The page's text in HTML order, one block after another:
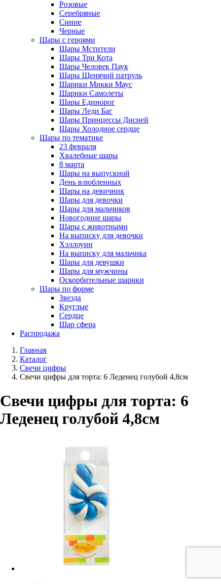
Розовые
Серебряные
Синие
Черные
Шары с героями
Шары Мстители
Шары Три Кота
Шары Человек Паук
Шары Щенячий патруль
Шарики Микки Маус
Шарики Самолеты
Шары Единорог
Шары Леди Баг
Шары Принцессы Дисней
Шары Холодное сердце
Шары по тематике
23 февраля
Хвалебные шары
8 марта
Шары на выпускной
День влюбленных
Шары на девичник
Шары для девочки
Шары для мальчиков
Новогодние шары
Шары с животными
На выписку для девочки
Хэллоуин
На выписку для мальчика
Шары для девушки
Шары для мужчины
Оскорбительные шарики
Шары по форме
Звезда
Круглые
Сердце
Шар сфера
Распродажа
Главная
Каталог
Свечи цифры
Свечи цифры для торта: 6 Леденец голубой 4,8см
Свечи цифры для торта: 6
Леденец голубой 4,8см